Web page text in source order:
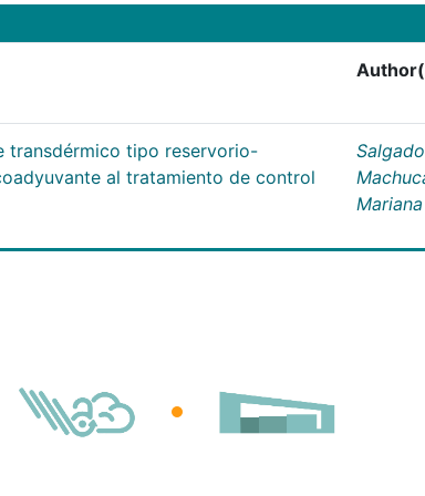
transdérmico tipo reservorio-
al tratamiento de control
Salgado
Mariana